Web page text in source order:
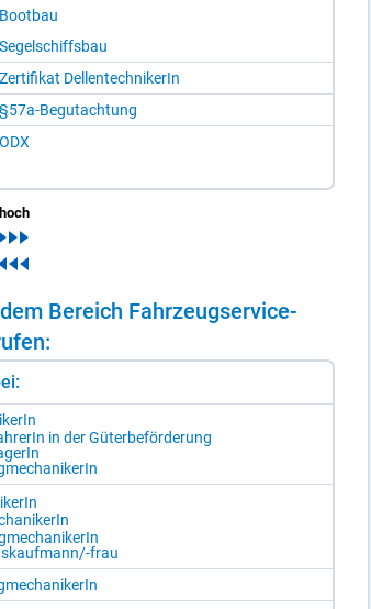
Bootbau
Segelschiffsbau
Zertifikat DellentechnikerIn
§57a-Begutachtung
ODX
hoch
Be­reich Fahr­zeugser­vice-
in der Gü­ter­be­för­de­rung
​frau